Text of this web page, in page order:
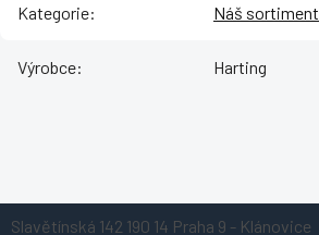
Kategorie: Náš sortiment
Výrobce: Harting
Slavětínská 142 190 14 Praha 9 - Klánovice